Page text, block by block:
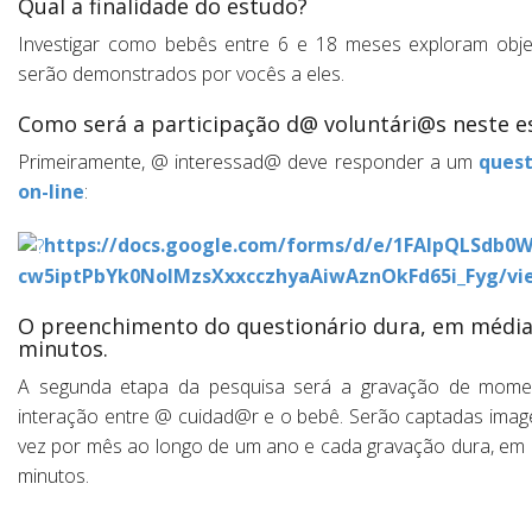
Investigar como bebês entre 6 e 18 meses exploram
serão demonstrados por vocês a eles.
Como será a participação d@ voluntári@s neste
Primeiramente, @ interessad@ deve responder a um
on-line:
https://docs.google.com/forms/d/e/
cw5iptPbYk0NoIMzsXxxcczhyaAiwAznOkFd65i_Fyg/
O preenchimento do questionário dura, em
minutos.
A segunda etapa da pesquisa será a gravação de
interação entre @ cuidad@r e o bebê. Serão captadas
vez por mês ao longo de um ano e cada gravação dura, em
minutos.